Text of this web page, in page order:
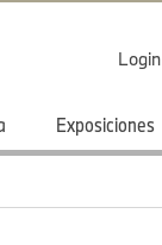
Login
Exposiciones